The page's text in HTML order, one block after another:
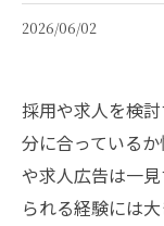
2026/06/02
採用や求人を検
分に合っている
や求人広告は一
られる経験には